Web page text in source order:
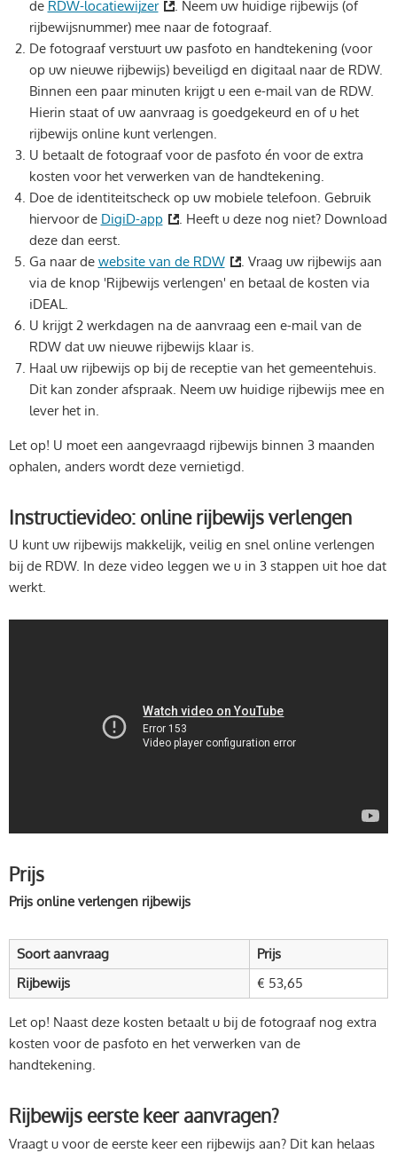
de RDW-locatiewijzer
. Neem uw huidige rijbewijs (of
rijbewijsnummer) mee naar de fotograaf.
De fotograaf verstuurt uw pasfoto en handtekening (voor
op uw nieuwe rijbewijs) beveiligd en digitaal naar de RDW.
Binnen een paar minuten krijgt u een e-mail van de RDW.
Hierin staat of uw aanvraag is goedgekeurd en of u het
rijbewijs online kunt verlengen.
U betaalt de fotograaf voor de pasfoto én voor de extra
kosten voor het verwerken van de handtekening.
Doe de identiteitscheck op uw mobiele telefoon. Gebruik
hiervoor de DigiD-app
. Heeft u deze nog niet? Download
deze dan eerst.
Ga naar de website van de RDW
. Vraag uw rijbewijs aan
via de knop 'Rijbewijs verlengen' en betaal de kosten via
iDEAL.
U krijgt 2 werkdagen na de aanvraag een e-mail van de
RDW dat uw nieuwe rijbewijs klaar is.
Haal uw rijbewijs op bij de receptie van het gemeentehuis.
Dit kan zonder afspraak. Neem uw huidige rijbewijs mee en
lever het in.
Let op! U moet een aangevraagd rijbewijs binnen 3 maanden
ophalen, anders wordt deze vernietigd.
Instructievideo: online rijbewijs verlengen
U kunt uw rijbewijs makkelijk, veilig en snel online verlengen
bij de RDW. In deze video leggen we u in 3 stappen uit hoe dat
werkt.
Prijs
Prijs online verlengen rijbewijs
Soort aanvraag
Prijs
Rijbewijs
€ 53,65
Let op! Naast deze kosten betaalt u bij de fotograaf nog extra
kosten voor de pasfoto en het verwerken van de
handtekening.
Rijbewijs eerste keer aanvragen?
Vraagt u voor de eerste keer een rijbewijs aan? Dit kan helaas